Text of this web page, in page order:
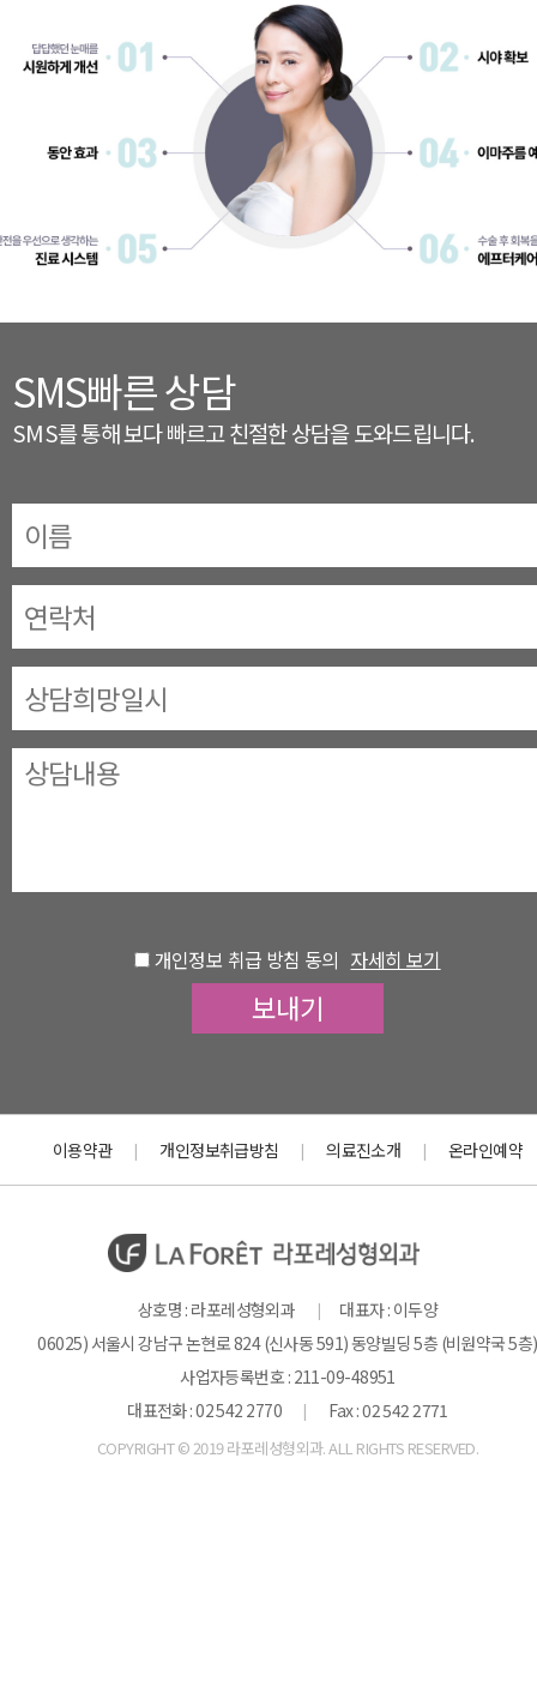
SMS빠른 상담
SMS를 통해 보다 빠르고 친절한 상담을 도와드립니다.
개인정보 취급 방침 동의 자세히 보기
이용약관 | 개인정보취급방침 | 의료진소개 | 온라인예약
상호명 : 라포레성형외과 |
대표자 : 이두양
06025) 서울시 강남구 논현로 824 (신사동 591) 동양빌딩 5층 (비원약국 5층)
사업자등록번호 : 211-09-48951
대표전화 : 02 542 2770
| Fax : 02 542 2771
COPYRIGHT © 2019 라포레성형외과. ALL RIGHTS RESERVED.